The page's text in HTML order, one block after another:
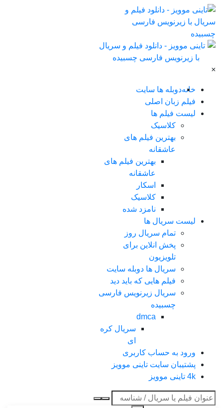
×
خانهدوبله ها سایت
فیلم زبان اصلی
لیست فیلم ها
کلاسیک
بهترین فیلم های
عاشقانه
بهترین فیلم های
عاشقانه
اسکار
کلاسیک
نامزد شده
لیست سریال ها
تمام سریال روز
پخش انلاین برای
تلویزیون
سریال ها دوبله سایت
فیلم هایی که باید دید
سریال زیرنویس فارسی
چسبیده
dmca
سریال کره
ای
ورود به حساب کاربری
پشتیبان سایت تاینی موویز
4k تاینی موویز
عنوان جستجو